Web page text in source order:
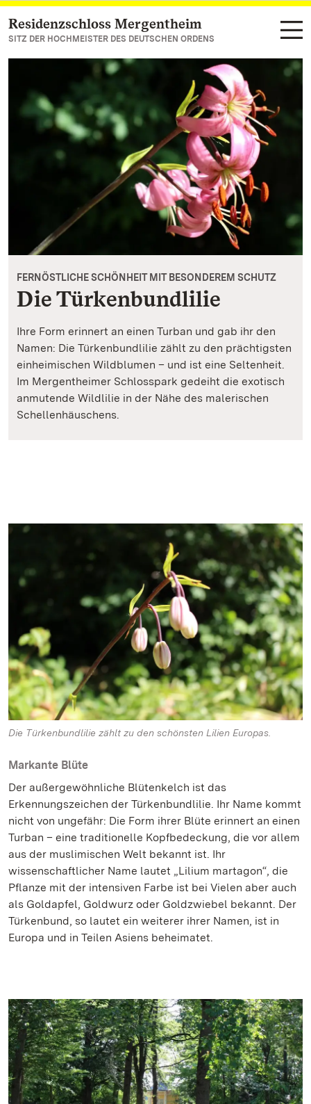
Zum Hauptinhalt springen
Residenzschloss Mergentheim
SITZ DER HOCHMEISTER DES DEUTSCHEN ORDENS
FERNÖSTLICHE SCHÖNHEIT MIT BESONDEREM SCHUTZ
Die Türkenbundlilie
Ihre Form erinnert an einen Turban und gab ihr den
Namen: Die Türkenbundlilie zählt zu den prächtigsten
einheimischen Wildblumen – und ist eine Seltenheit.
Im Mergentheimer Schlosspark gedeiht die exotisch
anmutende Wildlilie in der Nähe des malerischen
Schellenhäuschens.
Die Türkenbundlilie zählt zu den schönsten Lilien Europas.
Markante Blüte
Der außergewöhnliche Blütenkelch ist das
Erkennungszeichen der Türkenbundlilie. Ihr Name kommt
nicht von ungefähr: Die Form ihrer Blüte erinnert an einen
Turban – eine traditionelle Kopfbedeckung, die vor allem
aus der muslimischen Welt bekannt ist. Ihr
wissenschaftlicher Name lautet „Lilium martagon“, die
Pflanze mit der intensiven Farbe ist bei Vielen aber auch
als Goldapfel, Goldwurz oder Goldzwiebel bekannt. Der
Türkenbund, so lautet ein weiterer ihrer Namen, ist in
Europa und in Teilen Asiens beheimatet.